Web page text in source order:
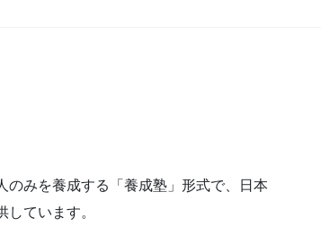
のみを養成する「養成塾」形式で、日本
ています。